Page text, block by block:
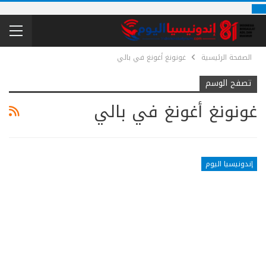
الصفحة الرئيسية غونونغ أغونغ في بالي
تصفح الوسم
غونونغ أغونغ في بالي
إندونيسيا اليوم